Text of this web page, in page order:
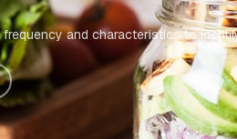
and characteristics to